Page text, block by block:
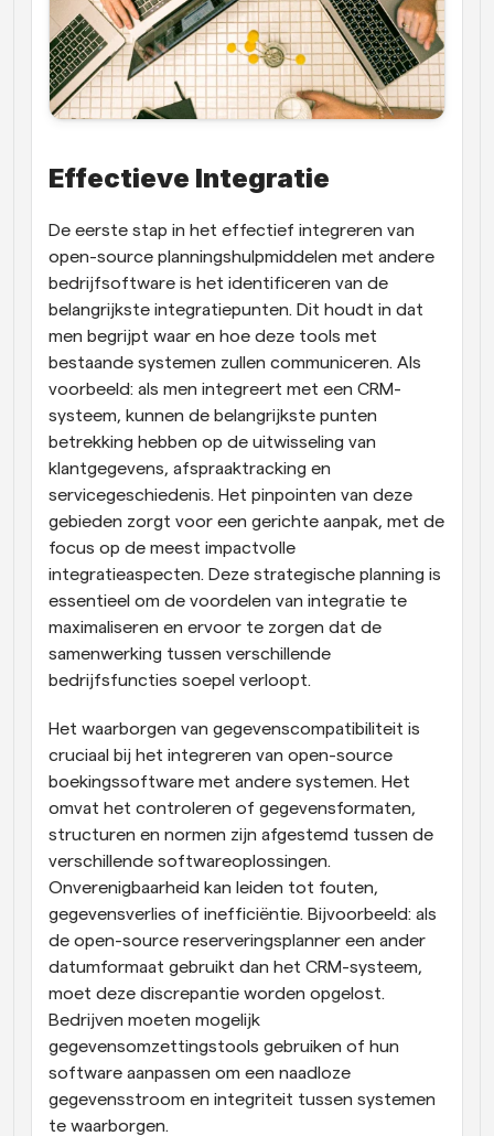
Effectieve Integratie
De eerste stap in het effectief integreren van
open-source planningshulpmiddelen met andere
bedrijfsoftware is het identificeren van de
belangrijkste integratiepunten. Dit houdt in dat
men begrijpt waar en hoe deze tools met
bestaande systemen zullen communiceren. Als
voorbeeld: als men integreert met een CRM-
systeem, kunnen de belangrijkste punten
betrekking hebben op de uitwisseling van
klantgegevens, afspraaktracking en
servicegeschiedenis. Het pinpointen van deze
gebieden zorgt voor een gerichte aanpak, met de
focus op de meest impactvolle
integratieaspecten. Deze strategische planning is
essentieel om de voordelen van integratie te
maximaliseren en ervoor te zorgen dat de
samenwerking tussen verschillende
bedrijfsfuncties soepel verloopt.
Het waarborgen van gegevenscompatibiliteit is
cruciaal bij het integreren van open-source
boekingssoftware met andere systemen. Het
omvat het controleren of gegevensformaten,
structuren en normen zijn afgestemd tussen de
verschillende softwareoplossingen.
Onverenigbaarheid kan leiden tot fouten,
gegevensverlies of inefficiëntie. Bijvoorbeeld: als
de open-source reserveringsplanner een ander
datumformaat gebruikt dan het CRM-systeem,
moet deze discrepantie worden opgelost.
Bedrijven moeten mogelijk
gegevensomzettingstools gebruiken of hun
software aanpassen om een naadloze
gegevensstroom en integriteit tussen systemen
te waarborgen.